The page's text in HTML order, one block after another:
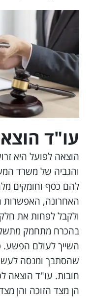
עו"ד
הוצאה לפועל היא
והגביה של משרד
להם כסף וחומקים
האחרונה, האפשרות
ולקבל לפחות את
בהכרח מתחמק
השייך לעולם הפשע.
שהסתבך ומנסה
חובות. עו"ד הוצאה
הן מצד הזוכה והן